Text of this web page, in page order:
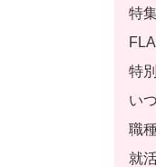
特
特
い
職
就